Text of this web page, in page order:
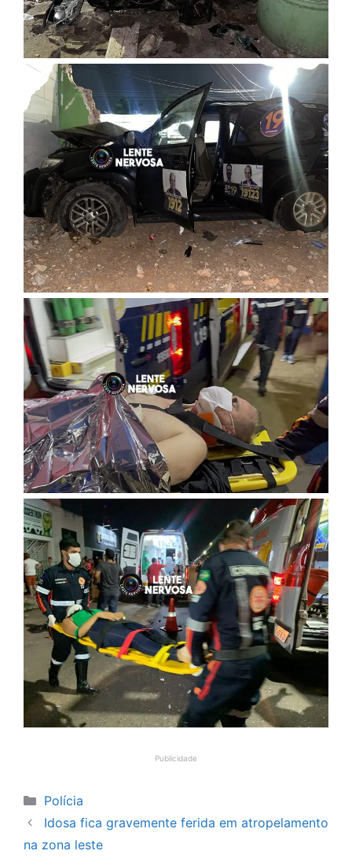
Publicidade
Categorias
Polícia
Idosa fica gravemente ferida em atropelamento
na zona leste